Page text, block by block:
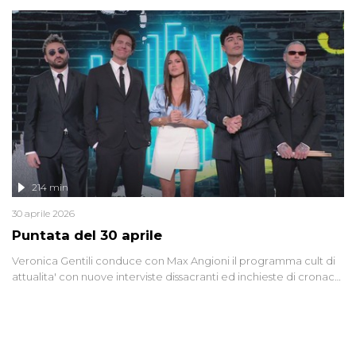
di settore - su quanto la guerra sia diventata una realtà pervasiva.
Anche se l'Italia non è direttamente coinvolta in conflitti armati, il
contesto globale rende impossibile considerarla un fenomeno
lontano.
Puntata del 30 aprile
214 min
30 aprile 2026
Veronica Gentili conduce con Max Angioni il programma cult di
attualita' con nuove interviste dissacranti ed inchieste di cronaca